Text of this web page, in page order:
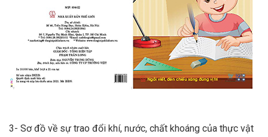
3- Sơ đồ về sự trao đổi khí, nước, chất khoáng của thực vật